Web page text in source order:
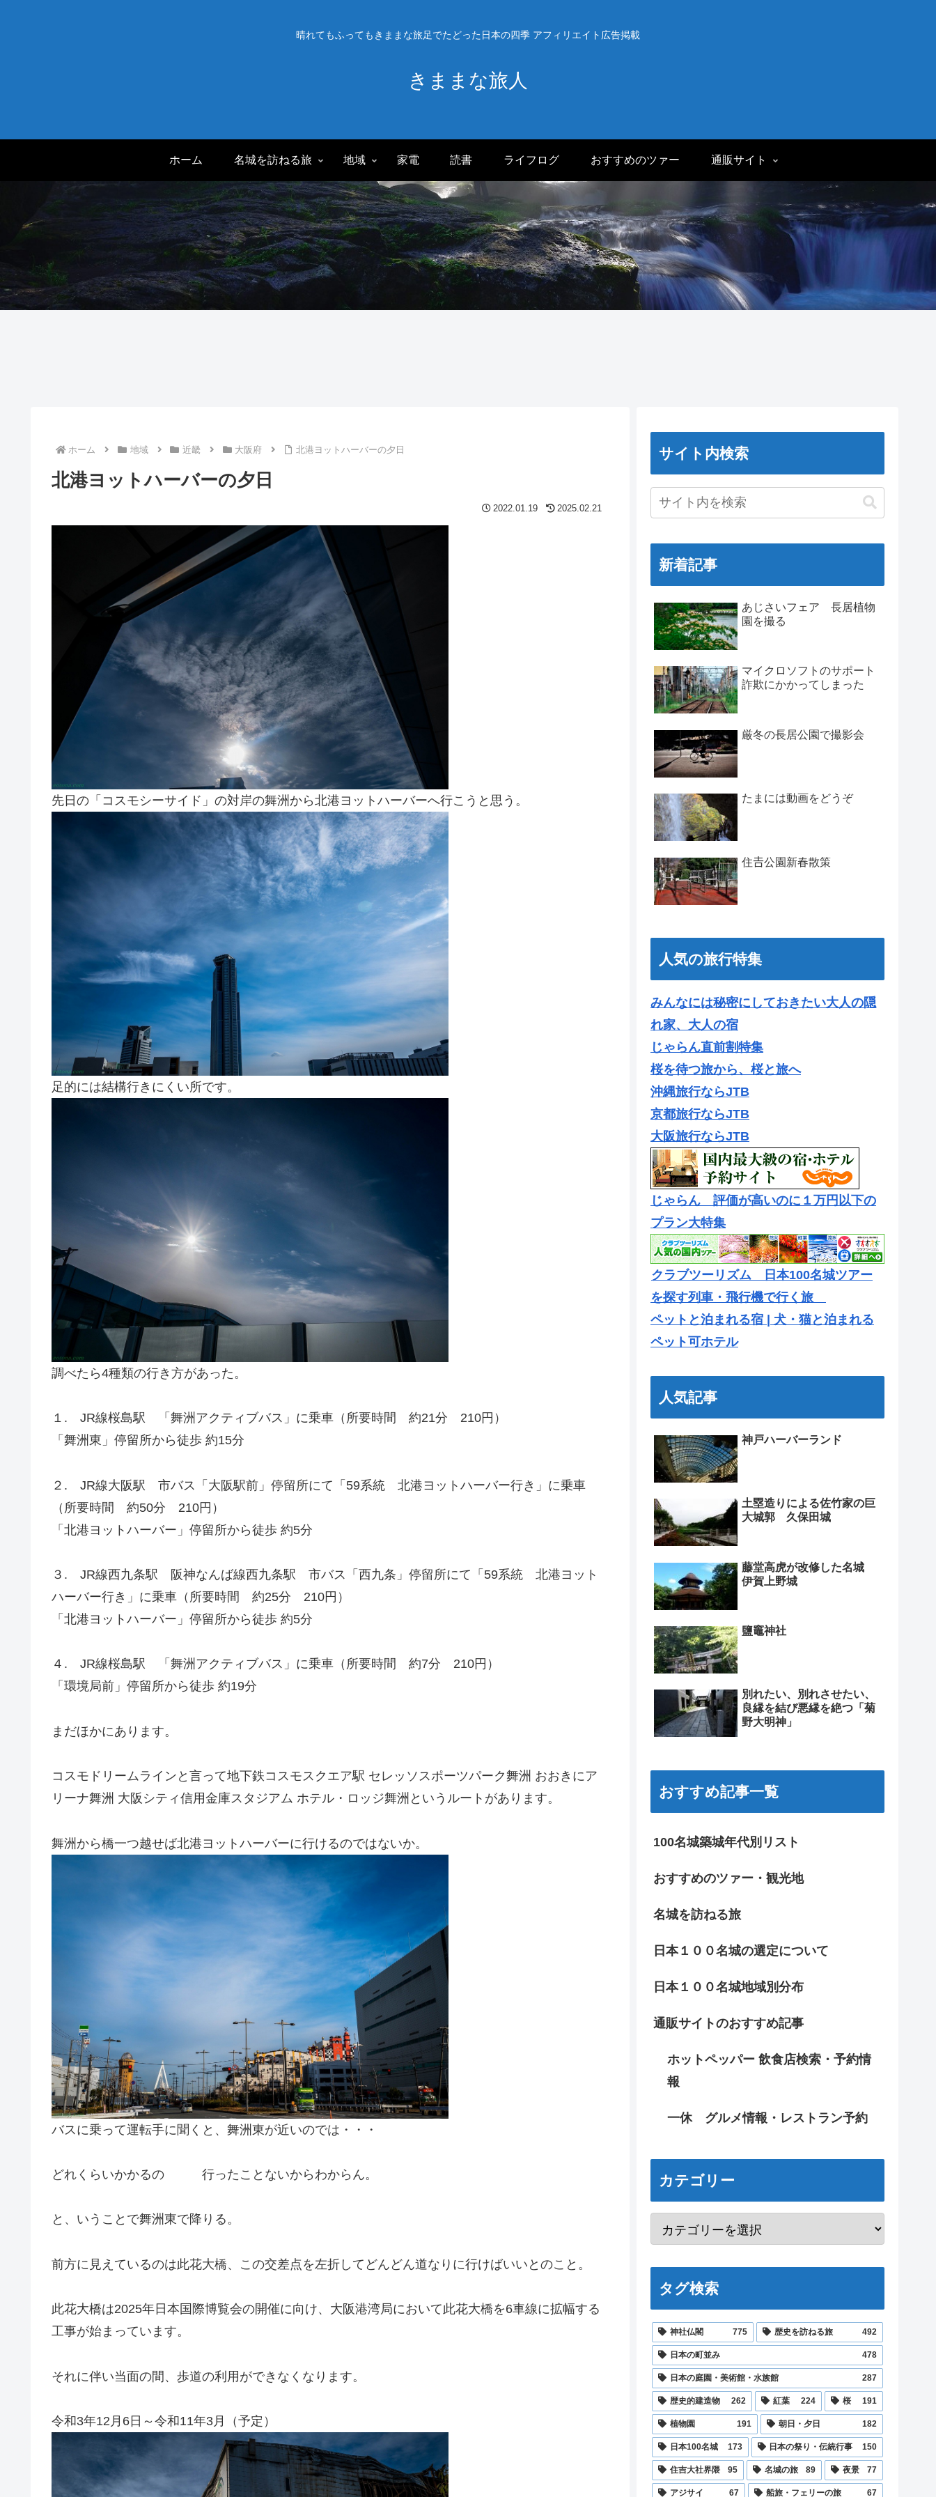
晴れてもふってもきままな旅足でたどった日本の四季 アフィリエイト広告掲載
きままな旅人
ホーム 名城を訪ねる旅 地域 家電 読書 ライフログ おすすめのツァー 通販サイト
ホーム 地域 近畿 大阪府 北港ヨットハーバーの夕日
北港ヨットハーバーの夕日
2022.01.19 2025.02.21
先日の「コスモシーサイド」の対岸の舞洲から北港ヨットハーバーへ行こうと思う。
足的には結構行きにくい所です。
調べたら4種類の行き方があった。
１. JR線桜島駅 「舞洲アクティブバス」に乗車（所要時間 約21分 210円）
「舞洲東」停留所から徒歩 約15分
２. JR線大阪駅 市バス「大阪駅前」停留所にて「59系統 北港ヨットハーバー行き」に乗車
（所要時間 約50分 210円）
「北港ヨットハーバー」停留所から徒歩 約5分
３. JR線西九条駅 阪神なんば線西九条駅 市バス「西九条」停留所にて「59系統 北港ヨット
ハーバー行き」に乗車（所要時間 約25分 210円）
「北港ヨットハーバー」停留所から徒歩 約5分
４. JR線桜島駅 「舞洲アクティブバス」に乗車（所要時間 約7分 210円）
「環境局前」停留所から徒歩 約19分
まだほかにあります。
コスモドリームラインと言って地下鉄コスモスクエア駅 セレッソスポーツパーク舞洲 おおきにア
リーナ舞洲 大阪シティ信用金庫スタジアム ホテル・ロッジ舞洲というルートがあります。
舞洲から橋一つ越せば北港ヨットハーバーに行けるのではないか。
バスに乗って運転手に聞くと、舞洲東が近いのでは・・・
どれくらいかかるの 行ったことないからわからん。
と、いうことで舞洲東で降りる。
前方に見えているのは此花大橋、この交差点を左折してどんどん道なりに行けばいいとのこと。
此花大橋は2025年日本国際博覧会の開催に向け、大阪港湾局において此花大橋を6車線に拡幅する
工事が始まっています。
それに伴い当面の間、歩道の利用ができなくなります。
令和3年12月6日～令和11年3月（予定）
サイト内検索
新着記事
あじさいフェア 長居植物
園を撮る
マイクロソフトのサポート
詐欺にかかってしまった
厳冬の長居公園で撮影会
たまには動画をどうぞ
住𠮷公園新春散策
人気の旅行特集
みんなには秘密にしておきたい大人の隠
れ家、大人の宿
じゃらん直前割特集
桜を待つ旅から、桜と旅へ
沖縄旅行ならJTB
京都旅行ならJTB
大阪旅行ならJTB
じゃらん 評価が高いのに１万円以下の
プラン大特集
クラブツーリズム 日本100名城ツアー
を探す列車・飛行機で行く旅
ペットと泊まれる宿 | 犬・猫と泊まれる
ペット可ホテル
人気記事
神戸ハーバーランド
土塁造りによる佐竹家の巨
大城郭 久保田城
藤堂高虎が改修した名城
伊賀上野城
鹽竈神社
別れたい、別れさせたい、
良縁を結び悪縁を絶つ「菊
野大明神」
おすすめ記事一覧
100名城築城年代別リスト
おすすめのツァー・観光地
名城を訪ねる旅
日本１００名城の選定について
日本１００名城地域別分布
通販サイトのおすすめ記事
ホットペッパー 飲食店検索・予約情
報
一休 グルメ情報・レストラン予約
カテゴリー
タグ検索
神社仏閣 775 歴史を訪ねる旅 492
日本の町並み 478
日本の庭園・美術館・水族館 287
歴史的建造物 262 紅葉 224 桜 191
植物園 191 朝日・夕日 182
日本100名城 173 日本の祭り・伝統行事 150
住吉大社界隈 95 名城の旅 89 夜景 77
アジサイ 67 船旅・フェリーの旅 67